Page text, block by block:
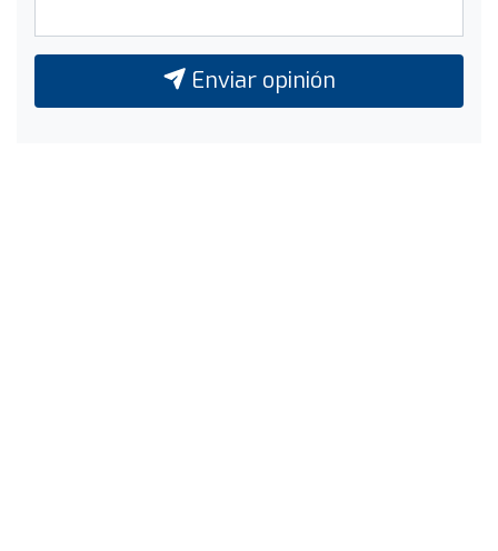
Enviar opinión